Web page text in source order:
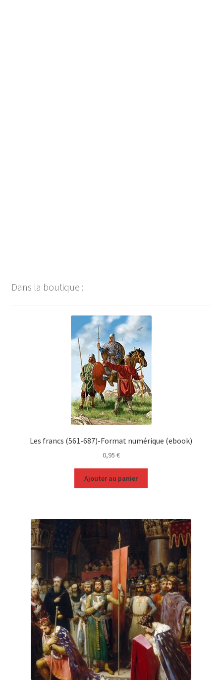
Dans la boutique :
Les francs (561-687)-Format numérique (ebook)
0,95 €
Ajouter au panier